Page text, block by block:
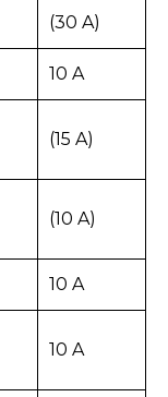
(30 A)
10 A
(15 A)
(10 A)
10 A
10 A